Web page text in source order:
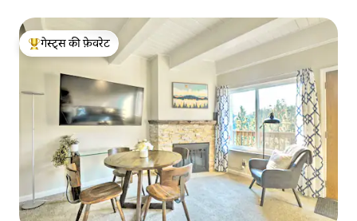
गेस्ट्स का टॉप फ़ेवरेट
गेस्ट्स की फ़ेवरेट